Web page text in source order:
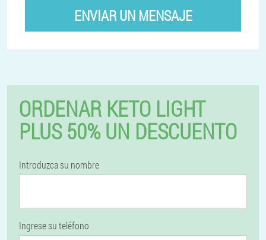
ENVIAR UN MENSAJE
ORDENAR KETO LIGHT
PLUS 50% UN DESCUENTO
Introduzca su nombre
Ingrese su teléfono